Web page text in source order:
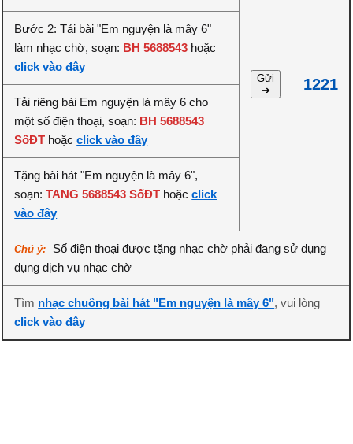
Gửi
➔
1221
Bước 2: Tải bài "Em nguyện là mây 6"
làm nhạc chờ, soạn: BH 5688543 hoặc
click vào đây
Tải riêng bài Em nguyện là mây 6 cho
một số điện thoại, soạn: BH 5688543
SốĐT hoặcclick vào đây
Tặng bài hát "Em nguyện là mây 6",
soạn:TANG 5688543 SốĐT hoặcclick
vào đây
Chú ý:
Số điện thoại được tặng nhạc chờ phải đang sử dụng
dụng dịch vụ nhạc chờ
Tìm nhạc chuông bài hát "Em nguyện là mây 6", vui lòng
click vào đây